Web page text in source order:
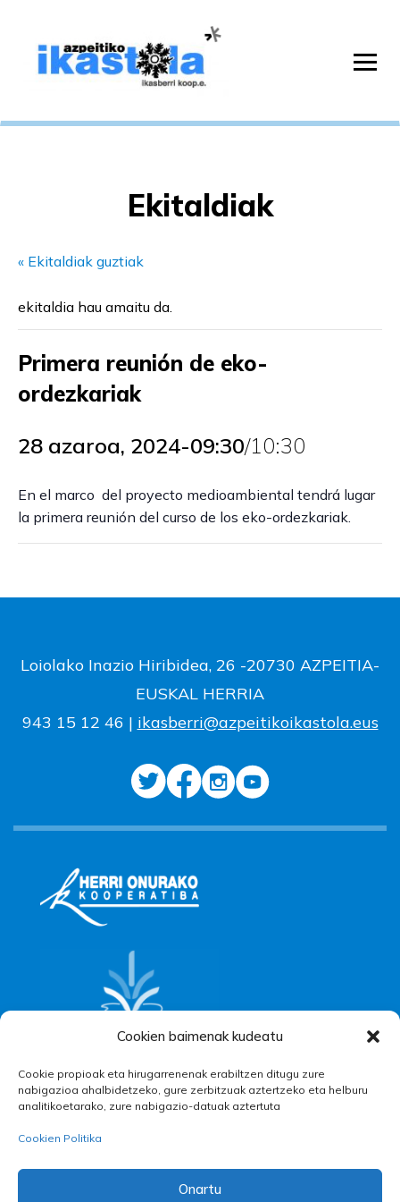
Cookien baimenak kudeatu
Cookie propioak eta hirugarrenenak erabiltzen ditugu zure
nabigazioa ahalbidetzeko, gure zerbitzuak aztertzeko eta helburu
analitikoetarako, zure nabigazio-datuak aztertuta
Cookien Politika
Onartu
Ekitaldiak
« Ekitaldiak guztiak
ekitaldia hau amaitu da.
Primera reunión de eko-
ordezkariak
28 azaroa, 2024-09:30/10:30
En el marco del proyecto medioambiental tendrá lugar
la primera reunión del curso de los eko-ordezkariak.
Loiolako Inazio Hiribidea, 26 -20730 AZPEITIA-
EUSKAL HERRIA
943 15 12 46 | ikasberri@azpeitikoikastola.eus